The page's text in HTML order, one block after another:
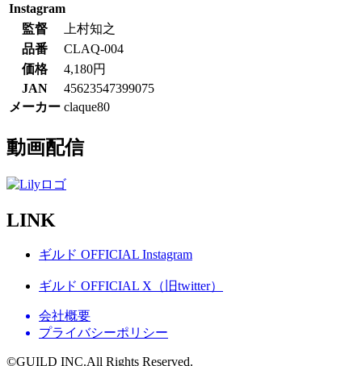
Instagram
監督
上村知之
品番
CLAQ-004
価格
4,180円
JAN
45623547399075
メーカー claque80
動画配信
LINK
ギルド OFFICIAL Instagram
ギルド OFFICIAL X（旧twitter）
会社概要
プライバシーポリシー
©GUILD INC.All Rights Reserved.